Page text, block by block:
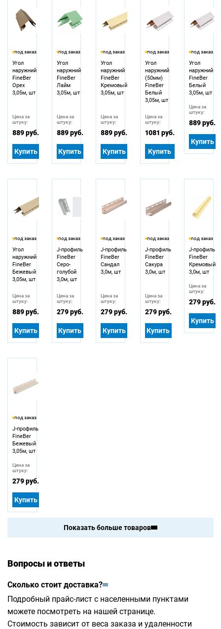
под заказ
Угол
наружний
FineBer
Орех
3,05м, шт
Цена за
штуку:
889 руб.
Купить
под заказ
Угол
наружний
FineBer
Лайм
3,05м, шт
Цена за
штуку:
889 руб.
Купить
под заказ
Угол
наружний
FineBer
Кремовый
3,05м, шт
Цена за
штуку:
889 руб.
Купить
под заказ
Угол
наружний
(50мм)
FineBer
Белый
3,05м, шт
Цена за
штуку:
1081 руб.
Купить
под заказ
Угол
наружний
FineBer
Белый
3,05м, шт
Цена за
штуку:
889 руб.
Купить
под заказ
Угол
наружний
FineBer
Бежевый
3,05м, шт
Цена за
штуку:
889 руб.
Купить
под заказ
J-профиль
FineBer
Серо-
голубой
3,0м, шт
Цена за
штуку:
279 руб.
Купить
под заказ
J-профиль
FineBer
Сандал
3,0м, шт
Цена за
штуку:
279 руб.
Купить
под заказ
J-профиль
FineBer
Сакура
3,0м, шт
Цена за
штуку:
279 руб.
Купить
под заказ
J-профиль
FineBer
Кремовый
3,0м, шт
Цена за
штуку:
279 руб.
Купить
под заказ
J-профиль
FineBer
Бежевый
3,05м, шт
Цена за
штуку:
279 руб.
Купить
Показать больше товаров
Вопросы и ответы
Сколько стоит доставка?
Подробный прайс-лист с населенными пунктами
можете посмотреть на нашей странице.
Стоимость зависит от веса заказа и удаленности